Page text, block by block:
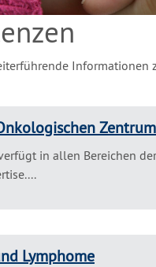
Informationen
in allen Bereichen
Lymphome